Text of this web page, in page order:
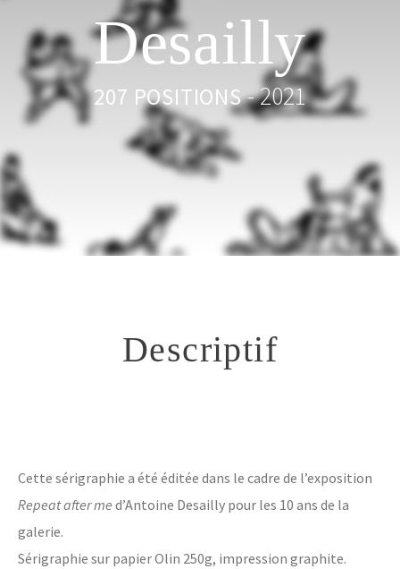
Modulab
Actualités
Contact
Desailly
207 POSITIONS- 2021
Descriptif
Cette sérigraphie a été éditée dans le cadre de l’exposition
Repeat after me d’Antoine Desailly pour les 10 ans de la
galerie.
Sérigraphie sur papier Olin 250g, impression graphite.